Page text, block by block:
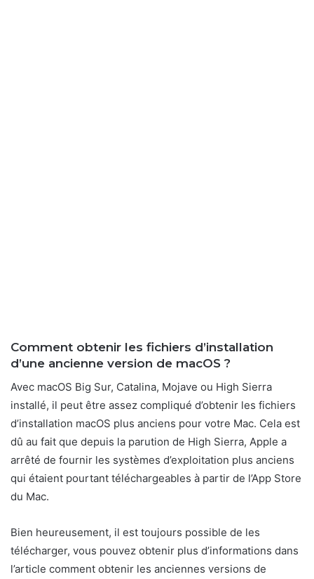
Comment obtenir les fichiers d’installation
d’une ancienne version de macOS ?
Avec macOS Big Sur, Catalina, Mojave ou High Sierra
installé, il peut être assez compliqué d’obtenir les fichiers
d’installation macOS plus anciens pour votre Mac. Cela est
dû au fait que depuis la parution de High Sierra, Apple a
arrêté de fournir les systèmes d’exploitation plus anciens
qui étaient pourtant téléchargeables à partir de l’App Store
du Mac.
Bien heureusement, il est toujours possible de les
télécharger, vous pouvez obtenir plus d’informations dans
l’article comment obtenir les anciennes versions de